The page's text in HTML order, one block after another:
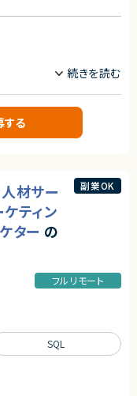
イフサイクル全体に深く
ダクトオーナーシップを
5年以上
の開発経験
様書、デバイス仕様書、デ
識
域を担うポジションです。
件を担当します。
の入稿業務
務
スカレーション対応
する
材サー
ティン
ター の
フルリモート
副業OK
SQL